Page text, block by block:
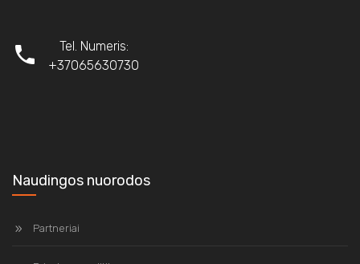
Tel. Numeris:
+37065630730
Naudingos nuorodos
Partneriai